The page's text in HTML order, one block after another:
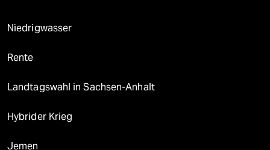
Niedrigwasser
Rente
Landtagswahl in Sachsen-Anhalt
Hybrider Krieg
Jemen